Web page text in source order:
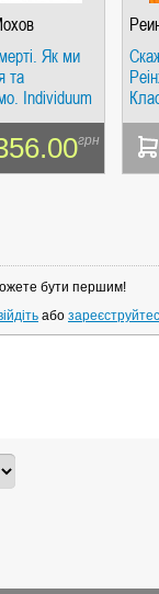
АНТОНІНА
Як ми
та
Individuum
грн
бути першим!
або